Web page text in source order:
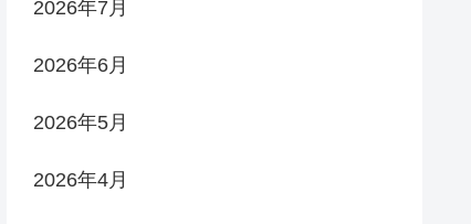
2026年7月
2026年6月
2026年5月
2026年4月